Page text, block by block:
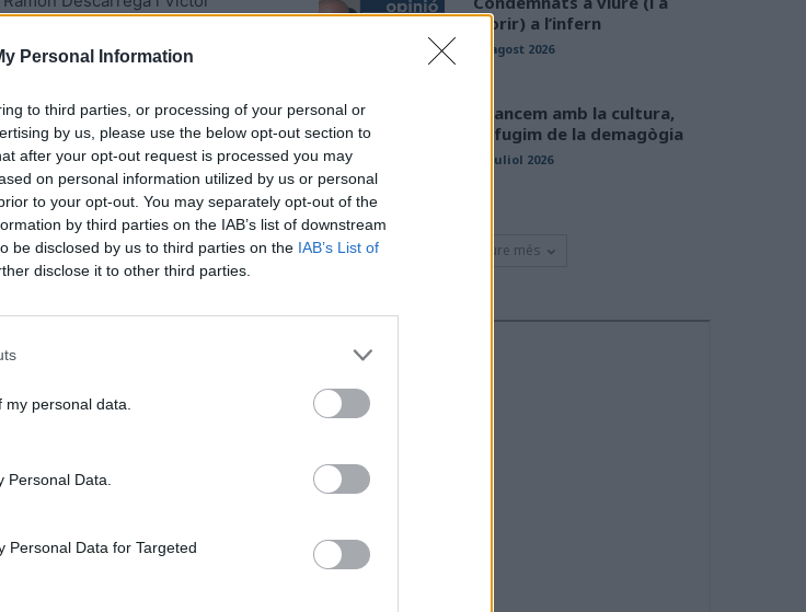
Personal Information
to third parties, or processing of your personal or
by us, please use the below opt-out section to
after your opt-out request is processed you may
on personal information utilized by us or personal
to your opt-out. You may separately opt-out of the
by third parties on the IAB’s list of downstream
be disclosed by us to third parties on the IAB’s List of
disclose it to other third parties.
personal data.
Data.
Personal Data for Targeted
Article següent
morir) a l’infern
01 agost 2026
Avancem amb la cultura,
defugim de la demagògia
31 juliol 2026
Veure més